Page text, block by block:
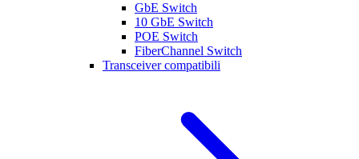
GbE Switch
10 GbE Switch
POE Switch
FiberChannel Switch
Transceiver compatibili